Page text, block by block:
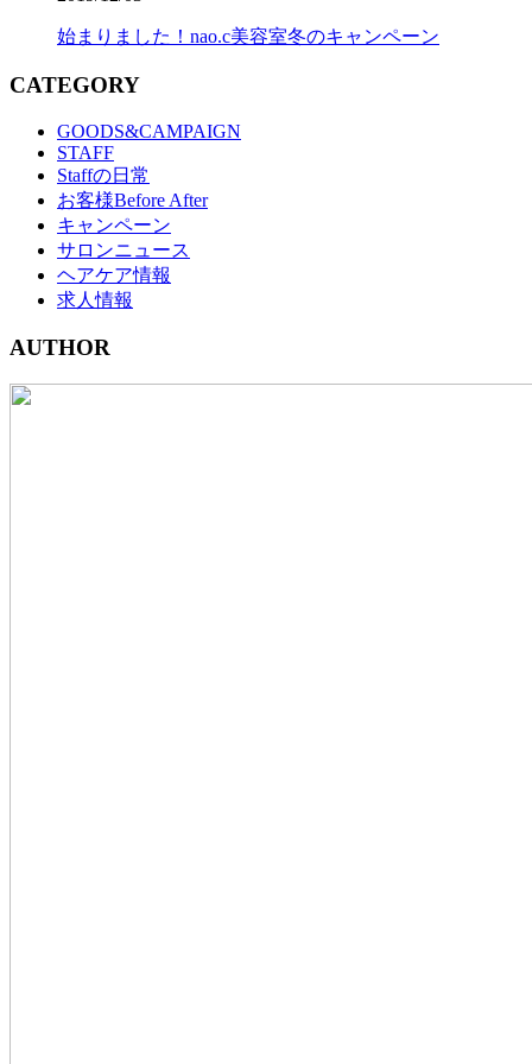
始まりました！nao.c美容室冬のキャンペーン
CATEGORY
GOODS&CAMPAIGN
STAFF
Staffの日常
お客様Before After
キャンペーン
サロンニュース
ヘアケア情報
求人情報
AUTHOR